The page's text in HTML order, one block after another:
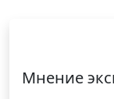
Мнение